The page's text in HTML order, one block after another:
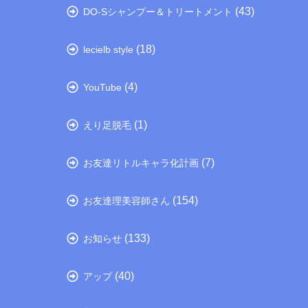
DO-Sシャンプー＆トリートメント (43)
lecielb style (18)
YouTube (4)
えり足脱毛 (1)
お友達リトルキャラ化計画 (7)
お友達理美容師さん (154)
お知らせ (133)
アップ(40)